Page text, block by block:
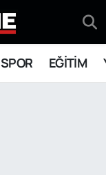
SPOR EĞİTİM